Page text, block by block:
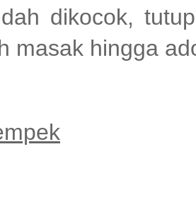
dikocok,
masak hingga